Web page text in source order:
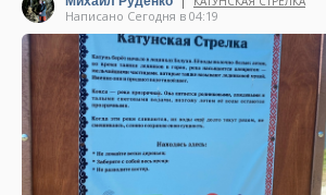
Написано Сегодня в 04:19